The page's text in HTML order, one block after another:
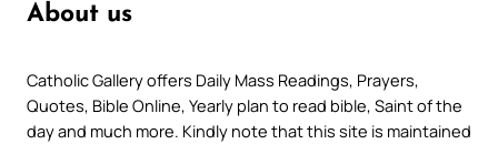
About us
Catholic Gallery offers Daily Mass Readings, Prayers,
Quotes, Bible Online, Yearly plan to read bible, Saint of the
day and much more. Kindly note that this site is maintained